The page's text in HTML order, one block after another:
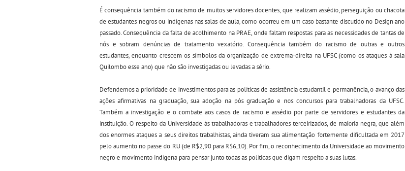
É consequência também do racismo de muitos servidores docentes, que realizam assédio, perseguição ou chacota
de estudantes negros ou indígenas nas salas de aula, como ocorreu em um caso bastante discutido no Design ano
passado. Consequência da falta de acolhimento na PRAE, onde faltam respostas para as necessidades de tantas de
nós e sobram denúncias de tratamento vexatório. Consequência também do racismo de outras e outros
estudantes, enquanto crescem os símbolos da organização de extrema-direita na UFSC (como os ataques à sala
Quilombo esse ano) que não são investigadas ou levadas a sério.
Defendemos a prioridade de investimentos para as políticas de assistência estudantil e permanência, o avanço das
ações afirmativas na graduação, sua adoção na pós graduação e nos concursos para trabalhadoras da UFSC.
Também a investigação e o combate aos casos de racismo e assédio por parte de servidores e estudantes da
instituição. O respeito da Universidade às trabalhadoras e trabalhadores terceirizados, de maioria negra, que além
dos enormes ataques a seus direitos trabalhistas, ainda tiveram sua alimentação fortemente dificultada em 2017
pelo aumento no passe do RU (de R$2,90 para R$6,10). Por fim, o reconhecimento da Universidade ao movimento
negro e movimento indígena para pensar junto todas as políticas que digam respeito a suas lutas.